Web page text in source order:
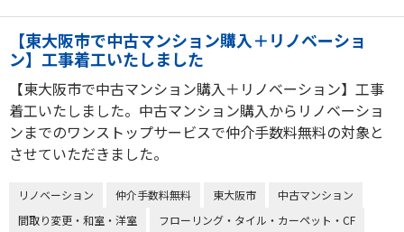
【東大阪市で中古マンション購入＋リノベーショ
ン】工事着工いたしました
【東大阪市で中古マンション購入＋リノベーション】工事
着工いたしました。中古マンション購入からリノベーショ
ンまでのワンストップサービスで仲介手数料無料の対象と
させていただきました。
リノベーション 仲介手数料無料 東大阪市
中古マンション
間取り変更・和室・洋室
フローリング・タイル・カーペット・CF